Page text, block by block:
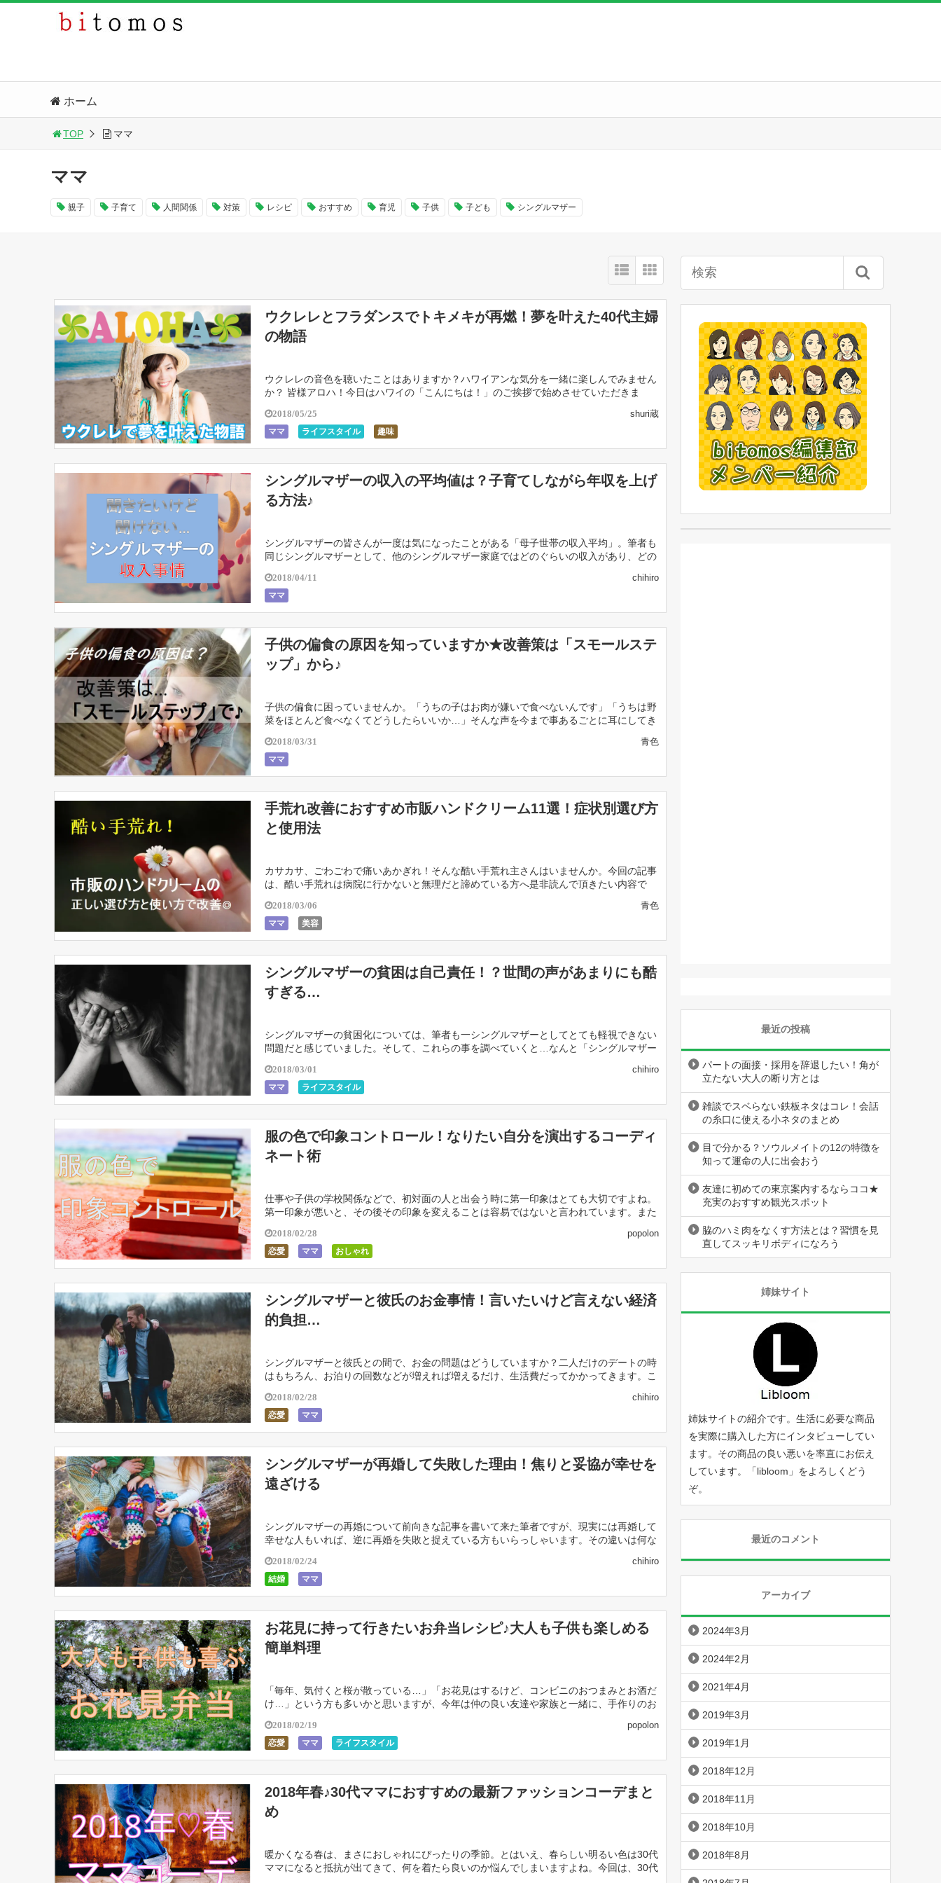
ホーム
TOP ママ
ママ
親子 子育て 人間関係 対策 レシピ おすすめ 育児 子供 子ども シングルマザー
ウクレレとフラダンスでトキメキが再燃！夢を叶えた40代主婦
の物語
ウクレレの音色を聴いたことはありますか？ハワイアンな気分を一緒に楽しんでみません
か？ 皆様アロハ！今日はハワイの「こんにちは！」のご挨拶で始めさせていただきま
2018/05/25
ママ ライフスタイル 趣味
shuri蔵
シングルマザーの収入の平均値は？子育てしながら年収を上げ
る方法♪
シングルマザーの皆さんが一度は気になったことがある「母子世帯の収入平均」。筆者も
同じシングルマザーとして、他のシングルマザー家庭ではどのぐらいの収入があり、どの
2018/04/11
ママ
chihiro
子供の偏食の原因を知っていますか★改善策は「スモールステ
ップ」から♪
子供の偏食に困っていませんか。「うちの子はお肉が嫌いで食べないんです」「うちは野
菜をほとんど食べなくてどうしたらいいか…」そんな声を今まで事あるごとに耳にしてき
2018/03/31
ママ
青色
手荒れ改善におすすめ市販ハンドクリーム11選！症状別選び方
と使用法
カサカサ、ごわごわで痛いあかぎれ！そんな酷い手荒れ主さんはいませんか。今回の記事
は、酷い手荒れは病院に行かないと無理だと諦めている方へ是非読んで頂きたい内容で
2018/03/06
ママ 美容
青色
シングルマザーの貧困は自己責任！？世間の声があまりにも酷
すぎる…
シングルマザーの貧困化については、筆者も一シングルマザーとしてとても軽視できない
問題だと感じていました。そして、これらの事を調べていくと…なんと「シングルマザー
2018/03/01
ママ ライフスタイル
chihiro
服の色で印象コントロール！なりたい自分を演出するコーディ
ネート術
仕事や子供の学校関係などで、初対面の人と出会う時に第一印象はとても大切ですよね。
第一印象が悪いと、その後その印象を変えることは容易ではないと言われています。また
2018/02/28
恋愛 ママ おしゃれ
popolon
シングルマザーと彼氏のお金事情！言いたいけど言えない経済
的負担…
シングルマザーと彼氏との間で、お金の問題はどうしていますか？二人だけのデートの時
はもちろん、お泊りの回数などが増えれば増えるだけ、生活費だってかかってきます。こ
2018/02/28
恋愛 ママ
chihiro
シングルマザーが再婚して失敗した理由！焦りと妥協が幸せを
遠ざける
シングルマザーの再婚について前向きな記事を書いて来た筆者ですが、現実には再婚して
幸せな人もいれば、逆に再婚を失敗と捉えている方もいらっしゃいます。その違いは何な
2018/02/24
結婚 ママ
chihiro
お花見に持って行きたいお弁当レシピ♪大人も子供も楽しめる
簡単料理
「毎年、気付くと桜が散っている…」「お花見はするけど、コンビニのおつまみとお酒だ
け…」という方も多いかと思いますが、今年は仲の良い友達や家族と一緒に、手作りのお
2018/02/19
恋愛 ママ ライフスタイル
popolon
2018年春♪30代ママにおすすめの最新ファッションコーデまと
め
暖かくなる春は、まさにおしゃれにぴったりの季節。とはいえ、春らしい明るい色は30代
ママになると抵抗が出てきて、何を着たら良いのか悩んでしまいますよね。今回は、30代
最近の投稿
パートの面接・採用を辞退したい！角が
立たない大人の断り方とは
雑談でスベらない鉄板ネタはコレ！会話
の糸口に使える小ネタのまとめ
目で分かる？ソウルメイトの12の特徴を
知って運命の人に出会おう
友達に初めての東京案内するならココ★
充実のおすすめ観光スポット
脇のハミ肉をなくす方法とは？習慣を見
直してスッキリボディになろう
姉妹サイト
姉妹サイトの紹介です。生活に必要な商品
を実際に購入した方にインタビューしてい
ます。その商品の良い悪いを率直にお伝え
しています。「libloom 」をよろしくどう
ぞ。
最近のコメント
アーカイブ
2024年3月
2024年2月
2021年4月
2019年3月
2019年1月
2018年12月
2018年11月
2018年10月
2018年8月